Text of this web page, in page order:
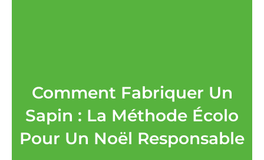
Comment Fabriquer Un
Sapin : La Méthode Écolo
Pour Un Noël Responsable